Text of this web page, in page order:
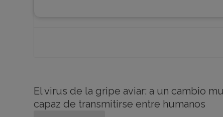
El virus de la gripe aviar: a un cambio
capaz de transmitirse entre humanos